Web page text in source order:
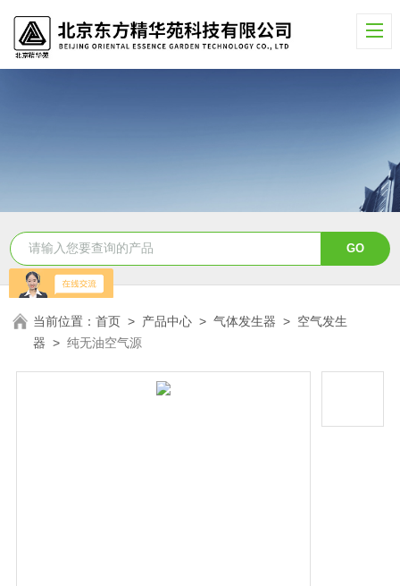
当前位置：首页 > 产品中心 >气体发生器 > 空气发生
器 >纯无油空气源